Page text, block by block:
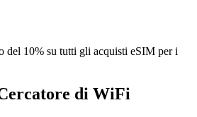
del 10% su tutti gli acquisti eSIM per i
di WiFi